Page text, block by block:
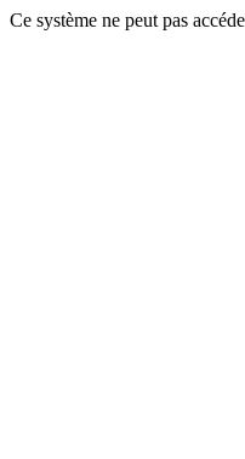
Ce système ne peut pas